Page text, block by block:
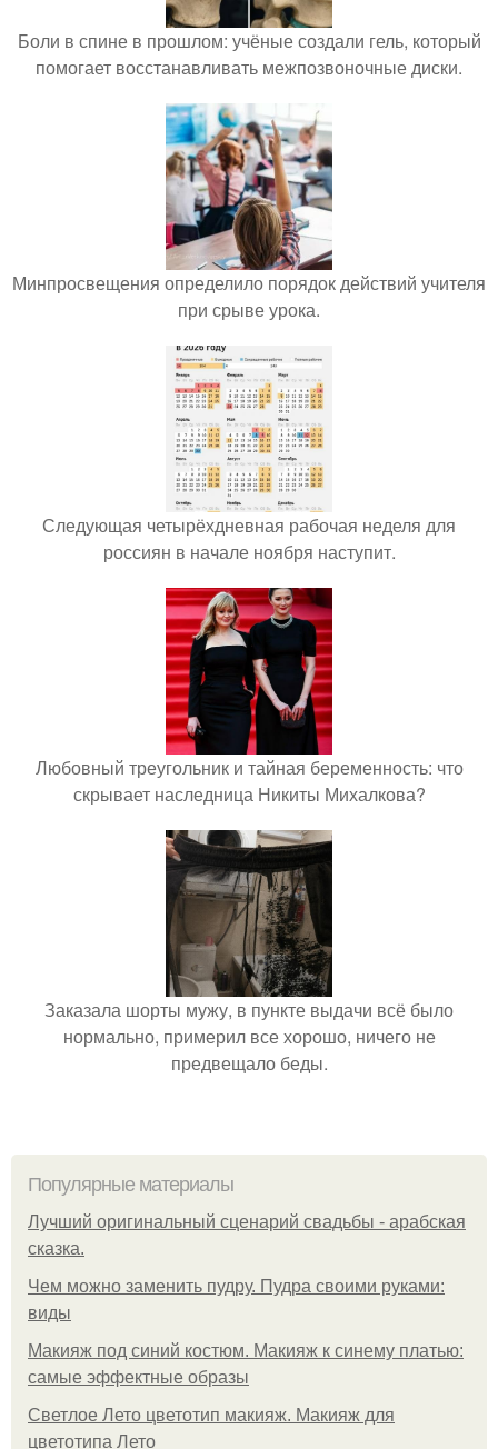
Боли в спине в прошлом: учёные создали гель, который
помогает восстанавливать межпозвоночные диски.
Минпросвещения определило порядок действий учителя
при срыве урока.
Следующая четырёхдневная рабочая неделя для
россиян в начале ноября наступит.
Любовный треугольник и тайная беременность: что
скрывает наследница Никиты Михалкова?
Заказала шорты мужу, в пункте выдачи всё было
нормально, примерил все хорошо, ничего не
предвещало беды.
Популярные материалы
Лучший оригинальный сценарий свадьбы - арабская
сказка.
Чем можно заменить пудру. Пудра своими руками:
виды
Макияж под синий костюм. Макияж к синему платью:
самые эффектные образы
Светлое Лето цветотип макияж. Макияж для
цветотипа Лето